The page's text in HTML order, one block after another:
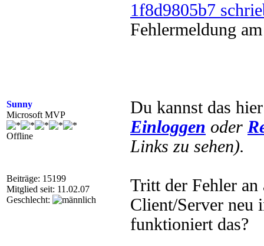
Sunny
Microsoft MVP
Offline
Beiträge: 15199
Mitglied seit: 11.02.07
Geschlecht:
1f8d9805b7
Fehlermeldung
Du kannst das
Einloggen oder
Links zu sehen).
Tritt der Fehler an
Client/Server neu
funktioniert das?